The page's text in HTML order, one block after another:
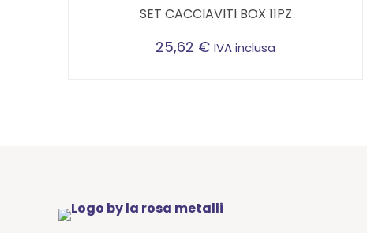
SET CACCIAVITI BOX 11PZ
25,62 € IVA inclusa